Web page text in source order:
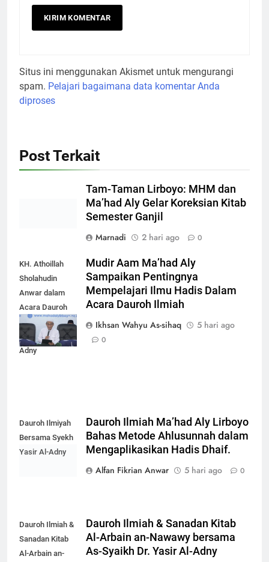
Situs ini menggunakan Akismet untuk mengurangi
spam. Pelajari bagaimana data komentar Anda
diproses
Post Terkait
Tam-Taman Lirboyo: MHM dan
Ma’had Aly Gelar Koreksian Kitab
Semester Ganjil
Marnadi
2 hari ago 0
KH. Athoillah
Sholahudin
Anwar dalam
Acara Dauroh
Ilmiah bersama
Syekh Yasir Al-
Adny
Mudir Aam Ma’had Aly
Sampaikan Pentingnya
Mempelajari Ilmu Hadis Dalam
Acara Dauroh Ilmiah
Ikhsan Wahyu As-sihaq
5 hari ago
0
Dauroh Ilmiyah
Bersama Syekh
Yasir Al-Adny
Dauroh Ilmiah Ma’had Aly Lirboyo
Bahas Metode Ahlusunnah dalam
Mengaplikasikan Hadis Dhaif.
Alfan Fikrian Anwar
5 hari ago 0
Dauroh Ilmiah &
Sanadan Kitab
Al-Arbain an-
Dauroh Ilmiah & Sanadan Kitab
Al-Arbain an-Nawawy bersama
As-Syaikh Dr. Yasir Al-Adny